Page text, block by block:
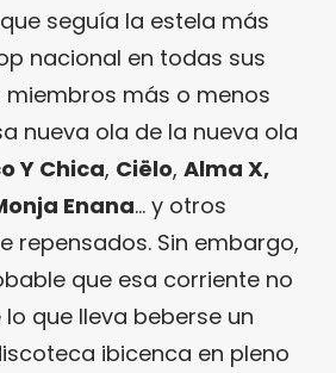
seguía la estela más
nacional en todas sus
miembros más o menos
nueva ola de la nueva ola
Y Chica, Ciëlo, Alma X,
Enana… y otros
repensados. Sin embargo,
que esa corriente no
que lleva beberse un
ibicenca en pleno